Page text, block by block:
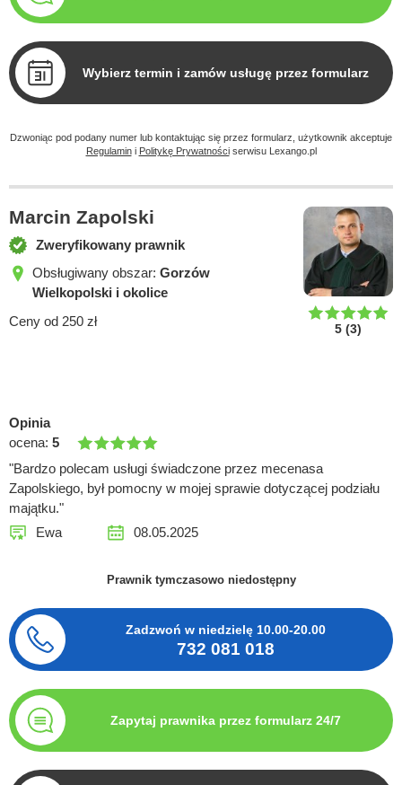
Wybierz termin i zamów usługę przez formularz
Dzwoniąc pod podany numer lub kontaktując się przez formularz, użytkownik akceptuje
Regulamini Politykę Prywatnościserwisu Lexango.pl
5 (3)
Marcin Zapolski
Zweryfikowany prawnik
Obsługiwany obszar: Gorzów
Wielkopolski i okolice
Ceny od 250 zł
Opinia
ocena: 5
"Bardzo polecam usługi świadczone przez mecenasa
Zapolskiego, był pomocny w mojej sprawie dotyczącej podziału
majątku."
Ewa
08.05.2025
Prawnik tymczasowo niedostępny
Zadzwoń w niedzielę 10.00-20.00
732 081 018
Zapytaj prawnika przez formularz 24/7